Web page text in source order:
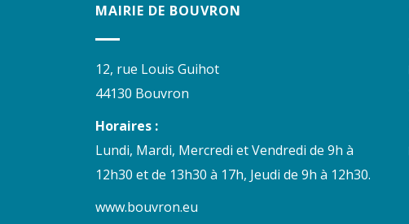
MAIRIE DE BOUVRON
12, rue Louis Guihot
44130 Bouvron
Horaires :
Lundi, Mardi, Mercredi et Vendredi de 9h à
12h30 et de 13h30 à 17h, Jeudi de 9h à 12h30.
www.bouvron.eu